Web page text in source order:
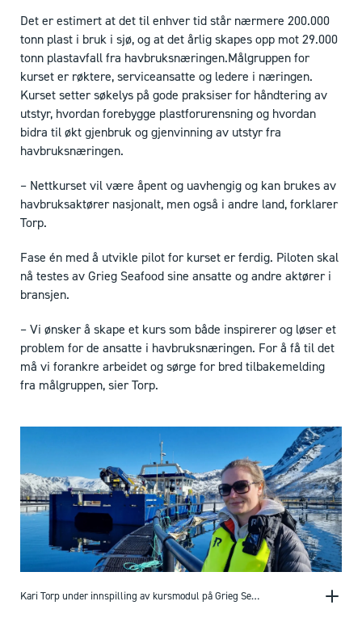
Det er estimert at det til enhver tid står nærmere 200.000
tonn plast i bruk i sjø, og at det årlig skapes opp mot 29.000
tonn plastavfall fra havbruksnæringen.Målgruppen for
kurset er røktere, serviceansatte og ledere i næringen.
Kurset setter søkelys på gode praksiser for håndtering av
utstyr, hvordan forebygge plastforurensning og hvordan
bidra til økt gjenbruk og gjenvinning av utstyr fra
havbruksnæringen.
– Nettkurset vil være åpent og uavhengig og kan brukes av
havbruksaktører nasjonalt, men også i andre land, forklarer
Torp.
Fase én med å utvikle pilot for kurset er ferdig. Piloten skal
nå testes av Grieg Seafood sine ansatte og andre aktører i
bransjen.
– Vi ønsker å skape et kurs som både inspirerer og løser et
problem for de ansatte i havbruksnæringen. For å få til det
må vi forankre arbeidet og sørge for bred tilbakemelding
fra målgruppen, sier Torp.
Kari Torp under innspilling av kursmodul på Grieg Seafoods anlegg i Alta.